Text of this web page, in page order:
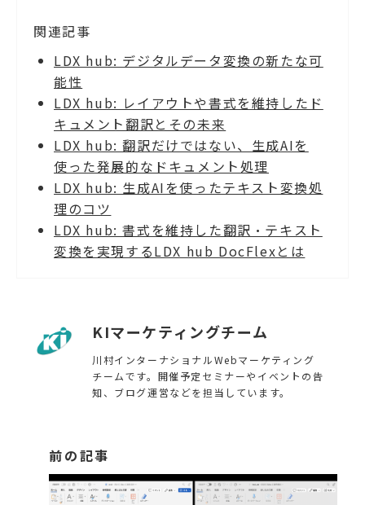
です。 2,000通り以上の処
解決・活用/連携をサポー
トいたします。各社の生成
AIとの連携や新しいAPI連
携も継続して拡張し続けま
す。
関連記事
LDX hub: デジタルデータ変換の新たな可
能性
LDX hub: レイアウトや書式を維持したド
キュメント翻訳とその未来
LDX hub: 翻訳だけではない、生成AIを
使った発展的なドキュメント処理
LDX hub: 生成AIを使ったテキスト変換処
理のコツ
LDX hub: 書式を維持した翻訳・テキスト
変換を実現するLDX hub DocFlexとは
KIマーケティングチーム
川村インターナショナルWebマーケティング
チームです。開催予定セミナーやイベントの告
知、ブログ運営などを担当しています。
前の記事